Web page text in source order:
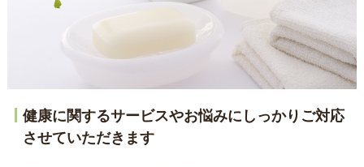
健康に関するサービスやお悩みにしっかりご対応
させていただきます